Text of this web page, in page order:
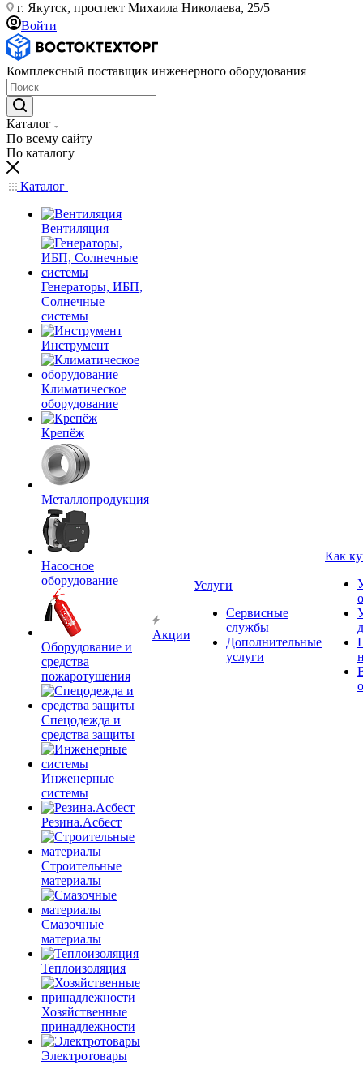
г. Якутск, проспект Михаила Николаева, 25/5
Войти
Комплексный поставщик инженерного оборудования
Каталог
По всему сайту
По каталогу
Каталог
Вентиляция
Генераторы, ИБП,
Солнечные
системы
Инструмент
Климатическое
оборудование
Крепёж
Металлопродукция
Насосное
оборудование
Оборудование и
средства
пожаротушения
Спецодежда и
средства защиты
Инженерные
системы
Резина.Асбест
Строительные
материалы
Смазочные
материалы
Теплоизоляция
Хозяйственные
принадлежности
Электротовары
Акции
Услуги
Сервисные
службы
Дополнительные
услуги
Как